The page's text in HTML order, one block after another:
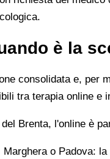
è la
consolidata e,
tra terapia online
Brenta, l'online è
Marghera o Padova: